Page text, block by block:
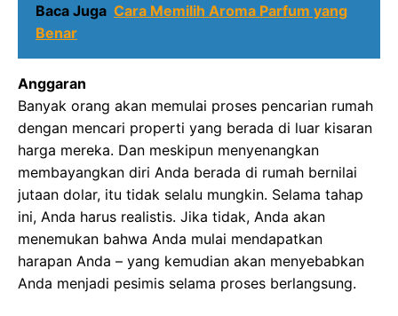
Baca Juga Cara Memilih Aroma Parfum yang
Benar
Anggaran
Banyak orang akan memulai proses pencarian rumah
dengan mencari properti yang berada di luar kisaran
harga mereka. Dan meskipun menyenangkan
membayangkan diri Anda berada di rumah bernilai
jutaan dolar, itu tidak selalu mungkin. Selama tahap
ini, Anda harus realistis. Jika tidak, Anda akan
menemukan bahwa Anda mulai mendapatkan
harapan Anda – yang kemudian akan menyebabkan
Anda menjadi pesimis selama proses berlangsung.